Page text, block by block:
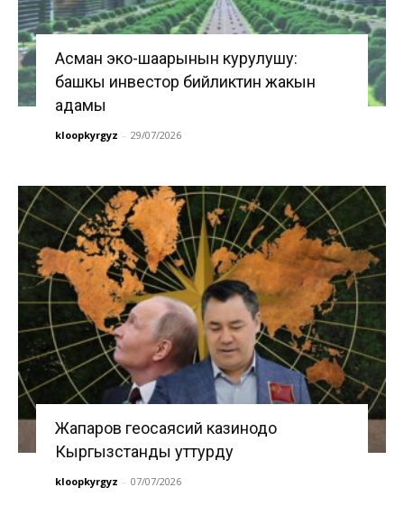
Асман эко-шаарынын курулушу:
башкы инвестор бийликтин жакын
адамы
kloopkyrgyz - 29/07/2026
Жапаров геосаясий казинодо
Кыргызстанды уттурду
kloopkyrgyz - 07/07/2026